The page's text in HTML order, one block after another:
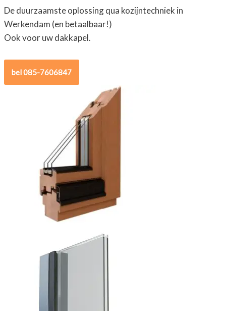
De duurzaamste oplossing qua kozijntechniek in
Werkendam (en betaalbaar!)
Ook voor uw dakkapel.
bel 085-7606847